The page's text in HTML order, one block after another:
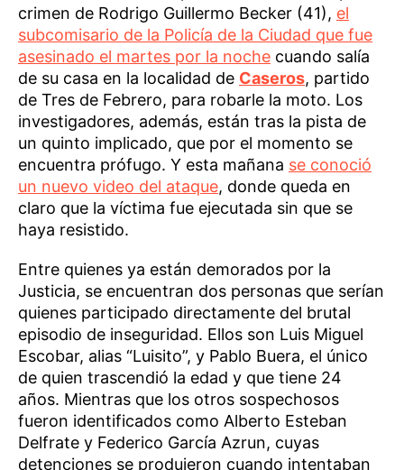
crimen de Rodrigo Guillermo Becker (41), el
subcomisario de la Policía de la Ciudad que fue
asesinado el martes por la noche cuando salía
de su casa en la localidad de Caseros, partido
de Tres de Febrero, para robarle la moto. Los
investigadores, además, están tras la pista de
un quinto implicado, que por el momento se
encuentra prófugo. Y esta mañana se conoció
un nuevo video del ataque, donde queda en
claro que la víctima fue ejecutada sin que se
haya resistido.
Entre quienes ya están demorados por la
Justicia, se encuentran dos personas que serían
quienes participado directamente del brutal
episodio de inseguridad. Ellos son Luis Miguel
Escobar, alias “Luisito”, y Pablo Buera, el único
de quien trascendió la edad y que tiene 24
años. Mientras que los otros sospechosos
fueron identificados como Alberto Esteban
Delfrate y Federico García Azrun, cuyas
detenciones se produjeron cuando intentaban